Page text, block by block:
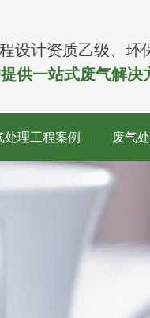
设计资质乙级、环
供一站式废气解决
处理工程案例 废气